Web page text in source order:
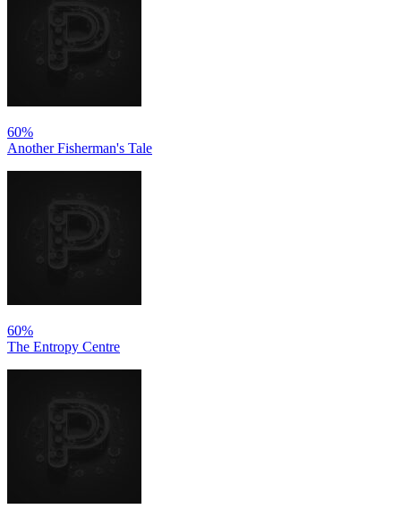
60%
Another Fisherman's Tale
60%
The Entropy Centre